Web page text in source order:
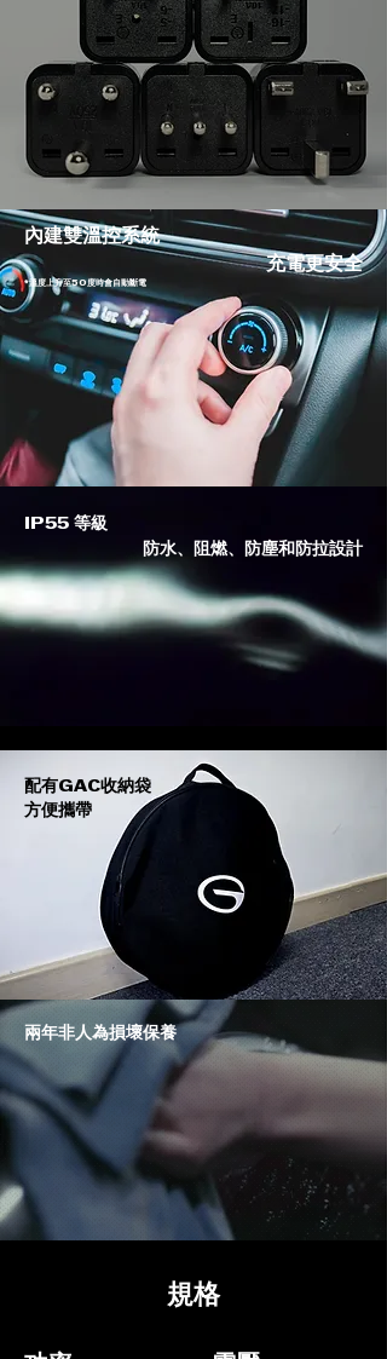
內建雙溫控系統
充電更安全
*溫度上升至50度時會自動斷電
IP55 等級
防水、阻燃、防塵和防拉設計
配有GAC收納袋
方便攜帶
兩年非人為損壞保養
規格